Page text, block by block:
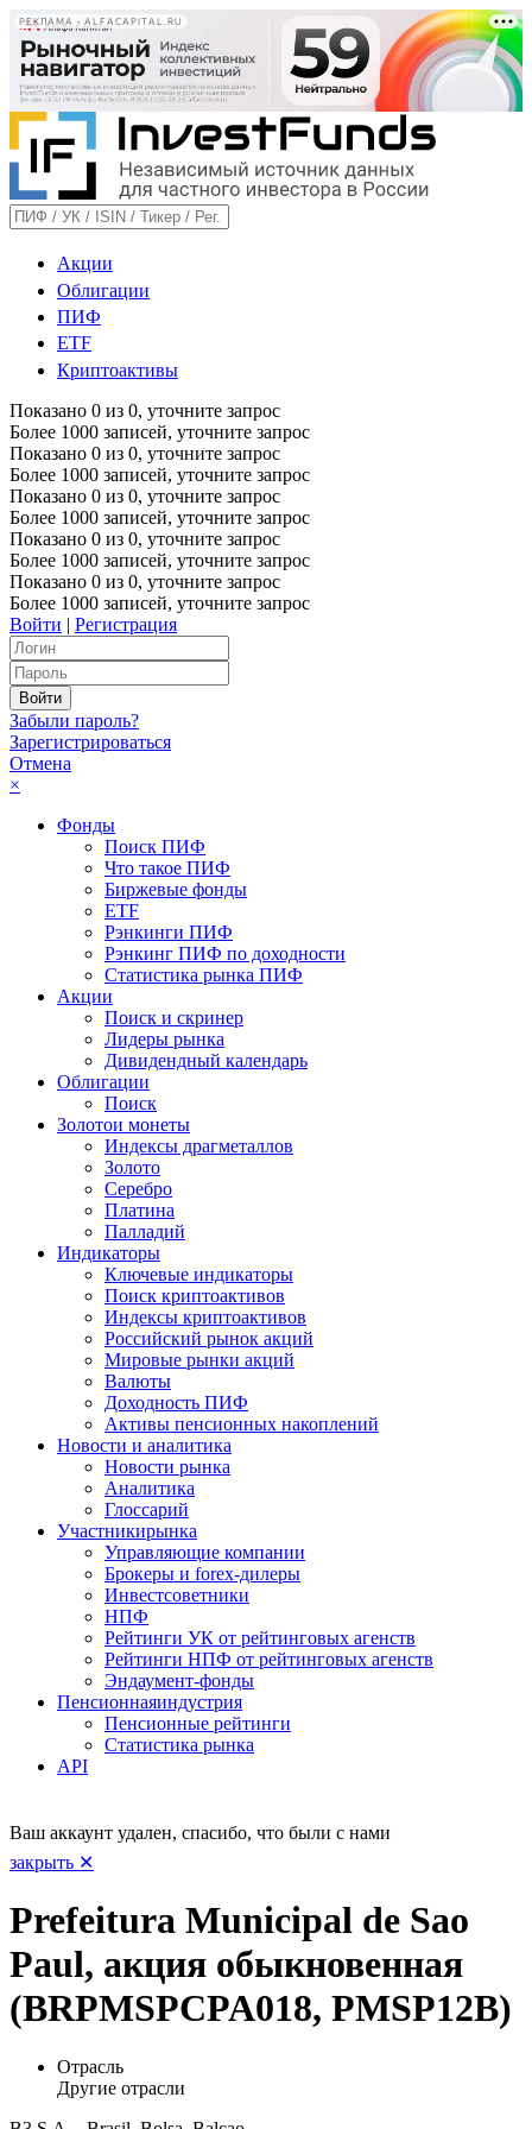
РЕКЛАМА • ALFACAPITAL.RU
Акции
Облигации
ПИФ
ETF
Криптоактивы
Показано 0 из 0, уточните запрос
Более 1000 записей, уточните запрос
Показано 0 из 0, уточните запрос
Более 1000 записей, уточните запрос
Показано 0 из 0, уточните запрос
Более 1000 записей, уточните запрос
Показано 0 из 0, уточните запрос
Более 1000 записей, уточните запрос
Показано 0 из 0, уточните запрос
Более 1000 записей, уточните запрос
Войти | Регистрация
Забыли пароль?
Зарегистрироваться
Отмена
×
Фонды
Поиск ПИФ
Что такое ПИФ
Биржевые фонды
ETF
Рэнкинги ПИФ
Рэнкинг ПИФ по доходности
Статистика рынка ПИФ
Акции
Поиск и скринер
Лидеры рынка
Дивидендный календарь
Облигации
Поиск
Золотои монеты
Индексы драгметаллов
Золото
Серебро
Платина
Палладий
Индикаторы
Ключевые индикаторы
Поиск криптоактивов
Индексы криптоактивов
Российский рынок акций
Мировые рынки акций
Валюты
Доходность ПИФ
Активы пенсионных накоплений
Новости и аналитика
Новости рынка
Аналитика
Глоссарий
Участникирынка
Управляющие компании
Брокеры и forex-дилеры
Инвестсоветники
НПФ
Рейтинги УК от рейтинговых агенств
Рейтинги НПФ от рейтинговых агенств
Эндаумент-фонды
Пенсионнаяиндустрия
Пенсионные рейтинги
Статистика рынка
API
Ваш аккаунт удален, спасибо, что были с нами
закрыть ✕
Prefeitura Municipal de Sao
Paul, акция обыкновенная
(BRPMSPCPA018, PMSP12B)
Отрасль
Другие отрасли